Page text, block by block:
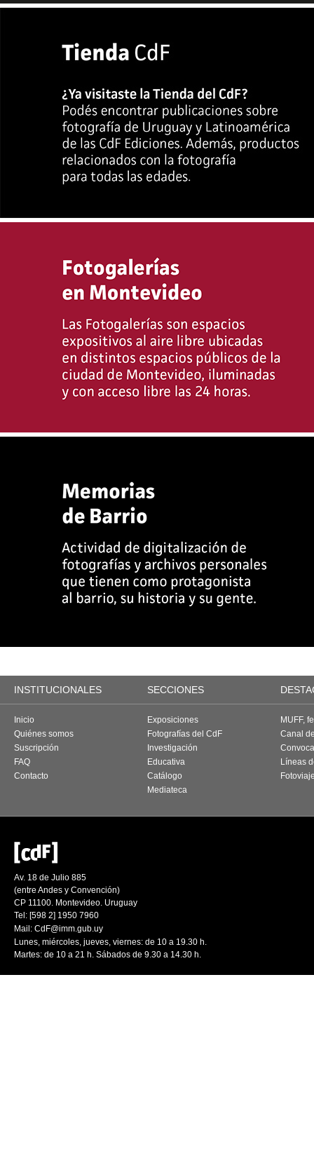
INSTITUCIONALES SECCIONES
Inicio
Quiénes somos
Suscripción
FAQ
Contacto
Exposiciones
Fotografías del CdF
Investigación
Educativa
Catálogo
Mediateca
MUFF,
Canal
Líneas
Av. 18 de Julio 885
(entre Andes y Convención)
CP 11100. Montevideo. Uruguay
Tel: [598 2] 1950 7960
Mail: CdF@imm.gub.uy
Lunes, miércoles, jueves, viernes: de 10 a 19.30 h.
Martes: de 10 a 21 h. Sábados de 9.30 a 14.30 h.